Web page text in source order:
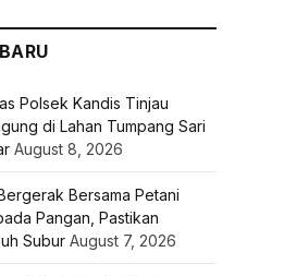
Polsek Kandis Tinjau
di Lahan Tumpang Sari
August 8, 2026
Bersama Petani
Pangan, Pastikan
Subur August 7, 2026